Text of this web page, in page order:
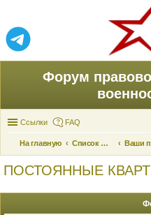
Форум
Ссылки FAQ
На главную Список форумов
ПОСТОЯННЫЕ